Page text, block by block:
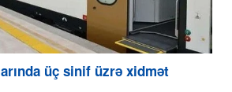
üç sinif üzrə xidmət